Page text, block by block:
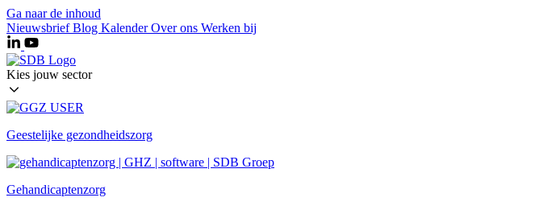
Ga naar de inhoud
NieuwsbriefBlog KalenderOver ons Werken bij
Kies jouw sector
Geestelijke gezondheidszorg
Gehandicaptenzorg